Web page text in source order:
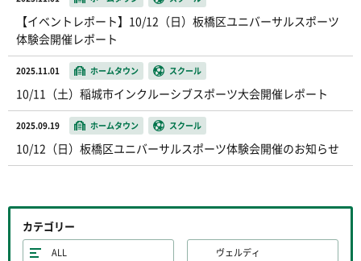
【イベントレポート】10/12（日）板橋区ユニバーサルスポーツ
体験会開催レポート
2025.11.01 ホームタウン スクール
10/11（土）稲城市インクルーシブスポーツ大会開催レポート
2025.09.19 ホームタウン スクール
10/12（日）板橋区ユニバーサルスポーツ体験会開催のお知らせ
カテゴリー
ALL ヴェルディ